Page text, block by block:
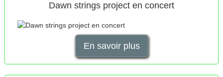
Dawn strings project en concert
En savoir plus